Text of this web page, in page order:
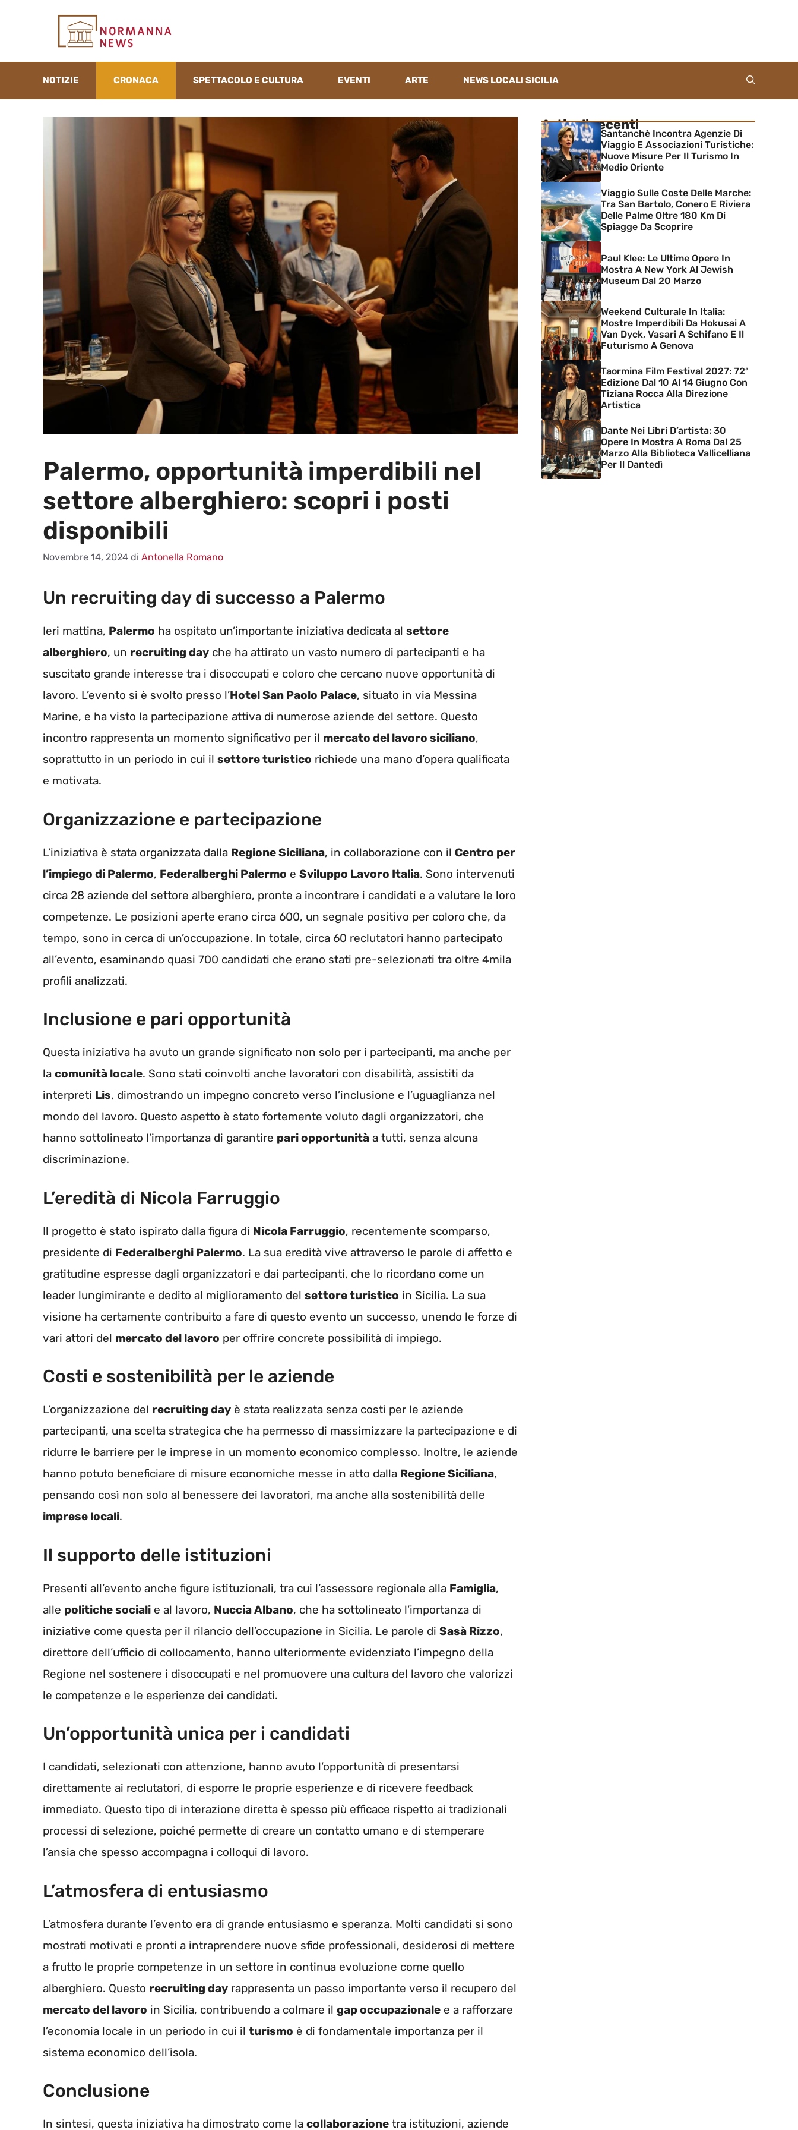
NOTIZIE CRONACA SPETTACOLO E CULTURA EVENTI ARTE NEWS LOCALI SICILIA
Palermo, opportunità imperdibili nel
settore alberghiero: scopri i posti
disponibili
Novembre 14, 2024 di Antonella Romano
Un recruiting day di successo a Palermo
Ieri mattina, Palermo ha ospitato un’importante iniziativa dedicata al settore
alberghiero, un recruiting day che ha attirato un vasto numero di partecipanti e ha
suscitato grande interesse tra i disoccupati e coloro che cercano nuove opportunità di
lavoro. L’evento si è svolto presso l’Hotel San Paolo Palace, situato in via Messina
Marine, e ha visto la partecipazione attiva di numerose aziende del settore. Questo
incontro rappresenta un momento significativo per il mercato del lavoro siciliano,
soprattutto in un periodo in cui il settore turistico richiede una mano d’opera qualificata
e motivata.
Organizzazione e partecipazione
L’iniziativa è stata organizzata dalla Regione Siciliana, in collaborazione con il Centro per
l’impiego di Palermo, Federalberghi Palermo e Sviluppo Lavoro Italia. Sono intervenuti
circa 28 aziende del settore alberghiero, pronte a incontrare i candidati e a valutare le loro
competenze. Le posizioni aperte erano circa 600, un segnale positivo per coloro che, da
tempo, sono in cerca di un’occupazione. In totale, circa 60 reclutatori hanno partecipato
all’evento, esaminando quasi 700 candidati che erano stati pre-selezionati tra oltre 4mila
profili analizzati.
Inclusione e pari opportunità
Questa iniziativa ha avuto un grande significato non solo per i partecipanti, ma anche per
la comunità locale. Sono stati coinvolti anche lavoratori con disabilità, assistiti da
interpreti Lis, dimostrando un impegno concreto verso l’inclusione e l’uguaglianza nel
mondo del lavoro. Questo aspetto è stato fortemente voluto dagli organizzatori, che
hanno sottolineato l’importanza di garantire pari opportunità a tutti, senza alcuna
discriminazione.
L’eredità di Nicola Farruggio
Il progetto è stato ispirato dalla figura di Nicola Farruggio, recentemente scomparso,
presidente di Federalberghi Palermo. La sua eredità vive attraverso le parole di affetto e
gratitudine espresse dagli organizzatori e dai partecipanti, che lo ricordano come un
leader lungimirante e dedito al miglioramento del settore turistico in Sicilia. La sua
visione ha certamente contribuito a fare di questo evento un successo, unendo le forze di
vari attori del mercato del lavoro per offrire concrete possibilità di impiego.
Costi e sostenibilità per le aziende
L’organizzazione del recruiting day è stata realizzata senza costi per le aziende
partecipanti, una scelta strategica che ha permesso di massimizzare la partecipazione e di
ridurre le barriere per le imprese in un momento economico complesso. Inoltre, le aziende
hanno potuto beneficiare di misure economiche messe in atto dalla Regione Siciliana,
pensando così non solo al benessere dei lavoratori, ma anche alla sostenibilità delle
imprese locali.
Il supporto delle istituzioni
Presenti all’evento anche figure istituzionali, tra cui l’assessore regionale alla Famiglia,
alle politiche sociali e al lavoro, Nuccia Albano, che ha sottolineato l’importanza di
iniziative come questa per il rilancio dell’occupazione in Sicilia. Le parole di Sasà Rizzo,
direttore dell’ufficio di collocamento, hanno ulteriormente evidenziato l’impegno della
Regione nel sostenere i disoccupati e nel promuovere una cultura del lavoro che valorizzi
le competenze e le esperienze dei candidati.
Un’opportunità unica per i candidati
I candidati, selezionati con attenzione, hanno avuto l’opportunità di presentarsi
direttamente ai reclutatori, di esporre le proprie esperienze e di ricevere feedback
immediato. Questo tipo di interazione diretta è spesso più efficace rispetto ai tradizionali
processi di selezione, poiché permette di creare un contatto umano e di stemperare
l’ansia che spesso accompagna i colloqui di lavoro.
L’atmosfera di entusiasmo
L’atmosfera durante l’evento era di grande entusiasmo e speranza. Molti candidati si sono
mostrati motivati e pronti a intraprendere nuove sfide professionali, desiderosi di mettere
a frutto le proprie competenze in un settore in continua evoluzione come quello
alberghiero. Questo recruiting day rappresenta un passo importante verso il recupero del
mercato del lavoro in Sicilia, contribuendo a colmare il gap occupazionale e a rafforzare
l’economia locale in un periodo in cui il turismo è di fondamentale importanza per il
sistema economico dell’isola.
Conclusione
In sintesi, questa iniziativa ha dimostrato come la collaborazione tra istituzioni, aziende
Articoli recenti
Santanchè Incontra Agenzie Di
Viaggio E Associazioni Turistiche:
Nuove Misure Per Il Turismo In
Medio Oriente
Viaggio Sulle Coste Delle Marche:
Tra San Bartolo, Conero E Riviera
Delle Palme Oltre 180 Km Di
Spiagge Da Scoprire
Paul Klee: Le Ultime Opere In
Mostra A New York Al Jewish
Museum Dal 20 Marzo
Weekend Culturale In Italia:
Mostre Imperdibili Da Hokusai A
Van Dyck, Vasari A Schifano E Il
Futurismo A Genova
Taormina Film Festival 2027: 72ª
Edizione Dal 10 Al 14 Giugno Con
Tiziana Rocca Alla Direzione
Artistica
Dante Nei Libri D’artista: 30
Opere In Mostra A Roma Dal 25
Marzo Alla Biblioteca Vallicelliana
Per Il Dantedì